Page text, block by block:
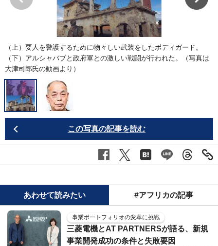
（上）要人を警護するために物々しい武装をしたボディガード。
（下）アルシャバブと政府軍との激しい戦闘が行われた。（写真は
大津司郎氏の動画より）
この写真の記事を読む
あわせて読みたい #アフリカの記事
事業ポートフォリオの変革に挑戦
三菱電機とAT PARTNERSが語る、新規
事業開発成功の条件と失敗要因